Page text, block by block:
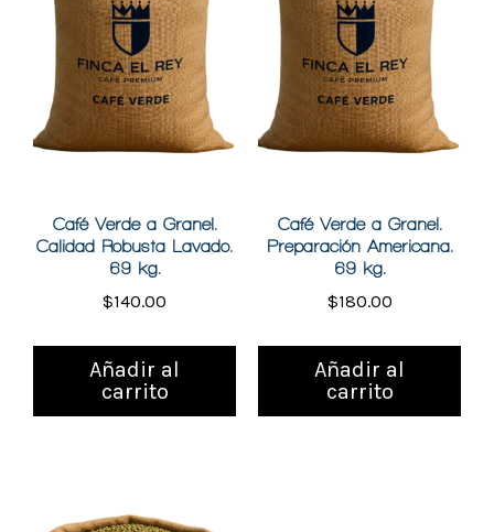
Café Verde a Granel.
Calidad Robusta Lavado.
69 kg.
$140.00
Añadir al
carrito
Café Verde a Granel.
Preparación Americana.
69 kg.
$180.00
Añadir al
carrito